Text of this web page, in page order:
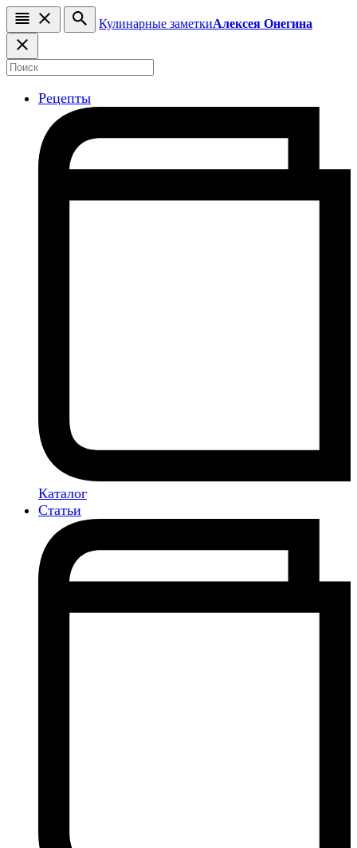
Кулинарные заметкиАлексея Онегина
Рецепты
Каталог
Статьи